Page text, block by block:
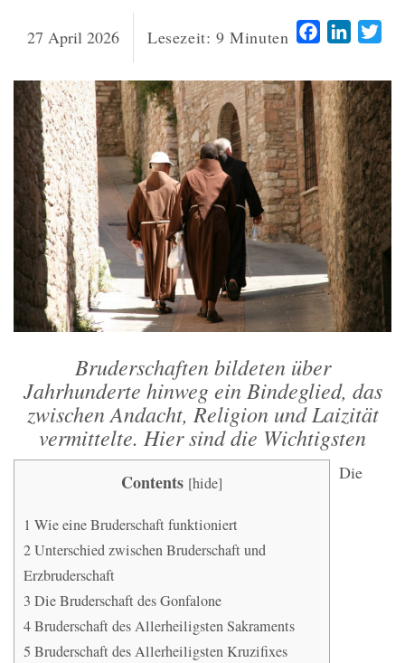
27 April 2026 Lesezeit: 9 Minuten Facebook
Bruderschaften bildeten über
Jahrhunderte hinweg ein Bindeglied, das
zwischen Andacht, Religion und Laizität
vermittelte. Hier sind die Wichtigsten
Contents [hide]
1 Wie eine Bruderschaft funktioniert
2Unterschied zwischen Bruderschaft und
Erzbruderschaft
3 Die Bruderschaft des Gonfalone
4Bruderschaft des Allerheiligsten Sakraments
5 Bruderschaft des Allerheiligsten Kruzifixes
Die